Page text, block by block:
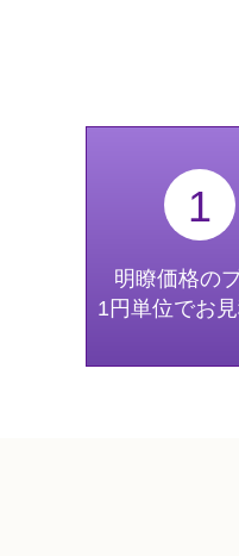
1
明瞭価格の
1円単位でお